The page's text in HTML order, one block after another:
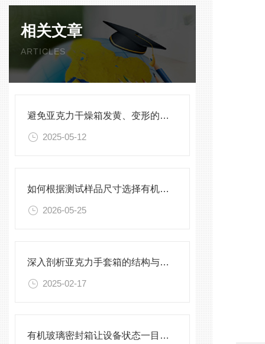
相关文章
ARTICLES
避免亚克力干燥箱发黄、变形的保养方法
2025-05-12
如何根据测试样品尺寸选择有机玻璃试验箱
2026-05-25
深入剖析亚克力手套箱的结构与工作原理
2025-02-17
有机玻璃密封箱让设备状态一目了然，告别频繁开箱